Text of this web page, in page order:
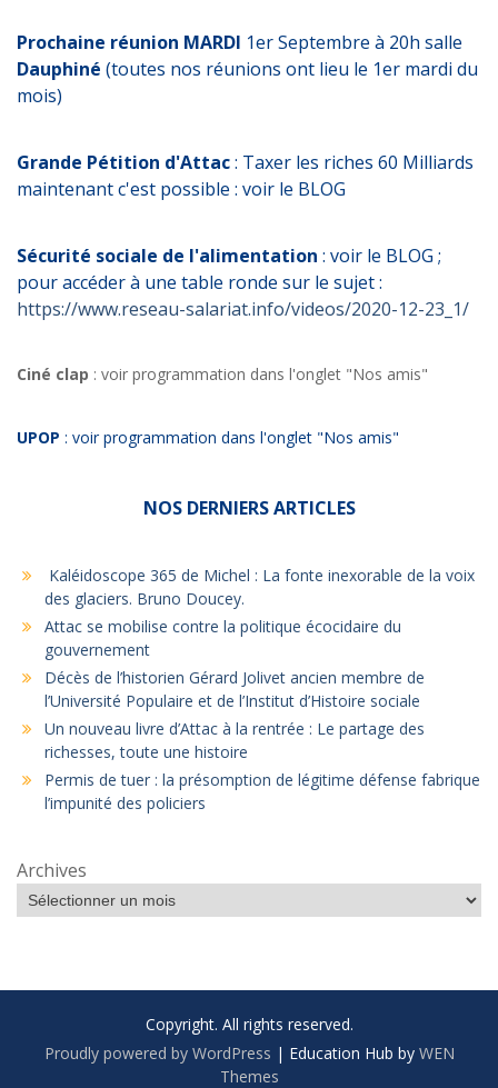
Prochaine réunion MARDI 1er Septembre à 20h salle
Dauphiné (toutes nos réunions ont lieu le 1er mardi du
mois)
Grande Pétition d'Attac: Taxer les riches 60 Milliards
maintenant c'est possible : voir le BLOG
Sécurité sociale de l'alimentation : voir le BLOG ;
pour accéder à une table ronde sur le sujet :
https://www.reseau-salariat.info/videos/2020-12-23_1/
Ciné clap : voir programmation dans l'onglet "Nos amis"
UPOP : voir programmation dans l'onglet "Nos amis"
NOS DERNIERS ARTICLES
Kaléidoscope 365 de Michel : La fonte inexorable de la voix
des glaciers. Bruno Doucey.
Attac se mobilise contre la politique écocidaire du
gouvernement
Décès de l’historien Gérard Jolivet ancien membre de
l’Université Populaire et de l’Institut d’Histoire sociale
Un nouveau livre d’Attac à la rentrée : Le partage des
richesses, toute une histoire
Permis de tuer : la présomption de légitime défense fabrique
l’impunité des policiers
Archives
Copyright. All rights reserved.
Proudly powered by WordPress | Education Hub by WEN
Themes